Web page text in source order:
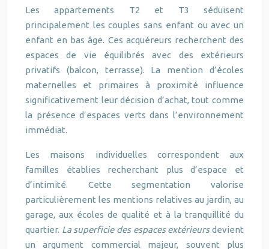
Les appartements T2 et T3 séduisent
principalement les couples sans enfant ou avec un
enfant en bas âge. Ces acquéreurs recherchent des
espaces de vie équilibrés avec des extérieurs
privatifs (balcon, terrasse). La mention d’écoles
maternelles et primaires à proximité influence
significativement leur décision d’achat, tout comme
la présence d’espaces verts dans l’environnement
immédiat.
Les maisons individuelles correspondent aux
familles établies recherchant plus d’espace et
d’intimité. Cette segmentation valorise
particulièrement les mentions relatives au jardin, au
garage, aux écoles de qualité et à la tranquillité du
quartier. La superficie des espaces extérieursdevient
un argument commercial majeur, souvent plus